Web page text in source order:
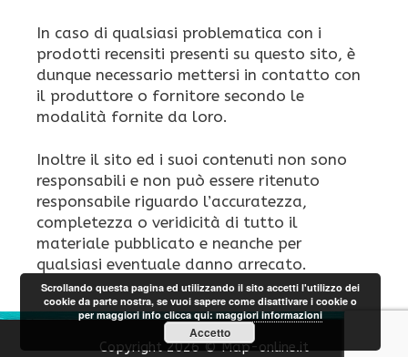
In caso di qualsiasi problematica con i
prodotti recensiti presenti su questo sito, è
dunque necessario mettersi in contatto con
il produttore o fornitore secondo le
modalità fornite da loro.
Inoltre il sito ed i suoi contenuti non sono
responsabili e non può essere ritenuto
responsabile riguardo l’accuratezza,
completezza o veridicità di tutto il
materiale pubblicato e neanche per
qualsiasi eventuale danno arrecato.
Copyright 2026 © Map-online.it
Scrollando questa pagina ed utilizzando il sito accetti l'utilizzo dei
cookie da parte nostra, se vuoi sapere come disattivare i cookie o
per maggiori info clicca qui:maggiori informazioni
Accetto